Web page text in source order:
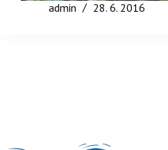
admin 28. 6. 2016